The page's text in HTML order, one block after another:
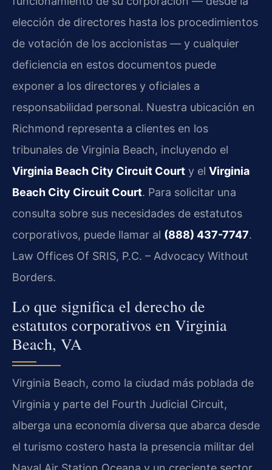
elección de directores hasta los procedimientos
de votación de los accionistas — y cualquier
deficiencia en estos documentos puede
exponer a los directores y oficiales a
responsabilidad personal. Nuestra ubicación en
Richmond representa a clientes en los
tribunales de Virginia Beach, incluyendo el
Virginia Beach City Circuit Court y el Virginia
Beach City Circuit Court. Para solicitar una
consulta sobre sus necesidades de estatutos
corporativos, puede llamar al (888) 437-7747.
Law Offices Of SRIS, P.C. – Advocacy Without
Borders.
Lo que significa el derecho de
estatutos corporativos en Virginia
Beach, VA
Virginia Beach, como la ciudad más poblada de
Virginia y parte del Fourth Judicial Circuit,
alberga una economía diversa que abarca desde
el turismo costero hasta la presencia militar del